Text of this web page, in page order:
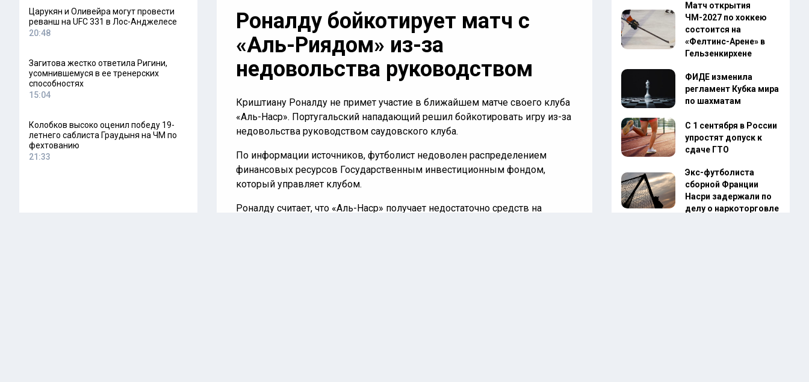
Царукян и Оливейра могут провести
реванш на UFC 331 в Лос-Анджелесе
20:48
Загитова жестко ответила Ригини,
усомнившемуся в ее тренерских
способностях
15:04
Колобков высоко оценил победу 19-
летнего саблиста Граудыня на ЧМ по
фехтованию
21:33
Роналду бойкотирует матч с
«Аль-Риядом» из-за
недовольства руководством
Криштиану Роналду не примет участие в ближайшем матче своего клуба
«Аль-Наср». Португальский нападающий решил бойкотировать игру из-за
недовольства руководством саудовского клуба.
По информации источников, футболист недоволен распределением
финансовых ресурсов Государственным инвестиционным фондом,
который управляет клубом.
Роналду считает, что «Аль-Наср» получает недостаточно средств на
Матч открытия
ЧМ-2027 по хоккею
состоится на
«Фелтинс-Арене» в
Гельзенкирхене
ФИДЕ изменила
регламент Кубка мира
по шахматам
С 1 сентября в России
упростят допуск к
сдаче ГТО
Экс-футболиста
сборной Франции
Насри задержали по
делу о наркоторговле